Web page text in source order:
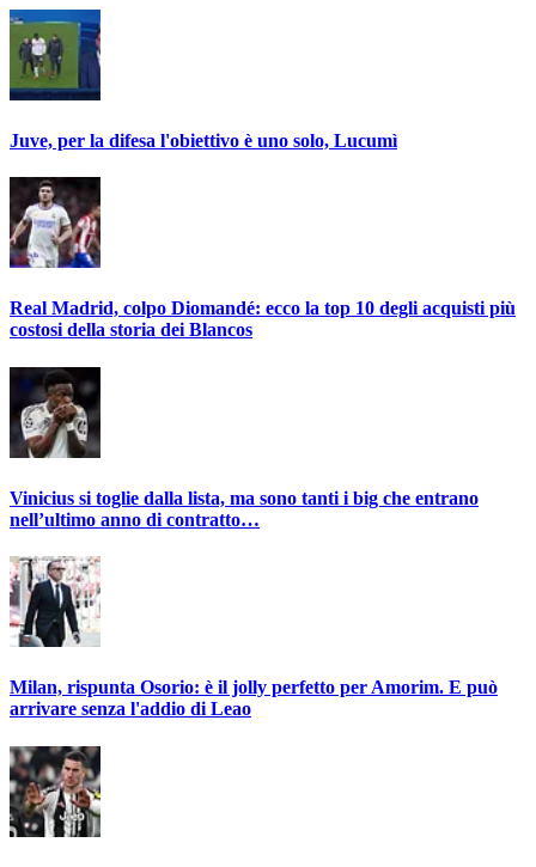
Juve, per la difesa l'obiettivo è uno solo, Lucumì
Real Madrid, colpo Diomandé: ecco la top 10 degli acquisti più
costosi della storia dei Blancos
Vinicius si toglie dalla lista, ma sono tanti i big che entrano
nell’ultimo anno di contratto…
Milan, rispunta Osorio: è il jolly perfetto per Amorim. E può
arrivare senza l'addio di Leao